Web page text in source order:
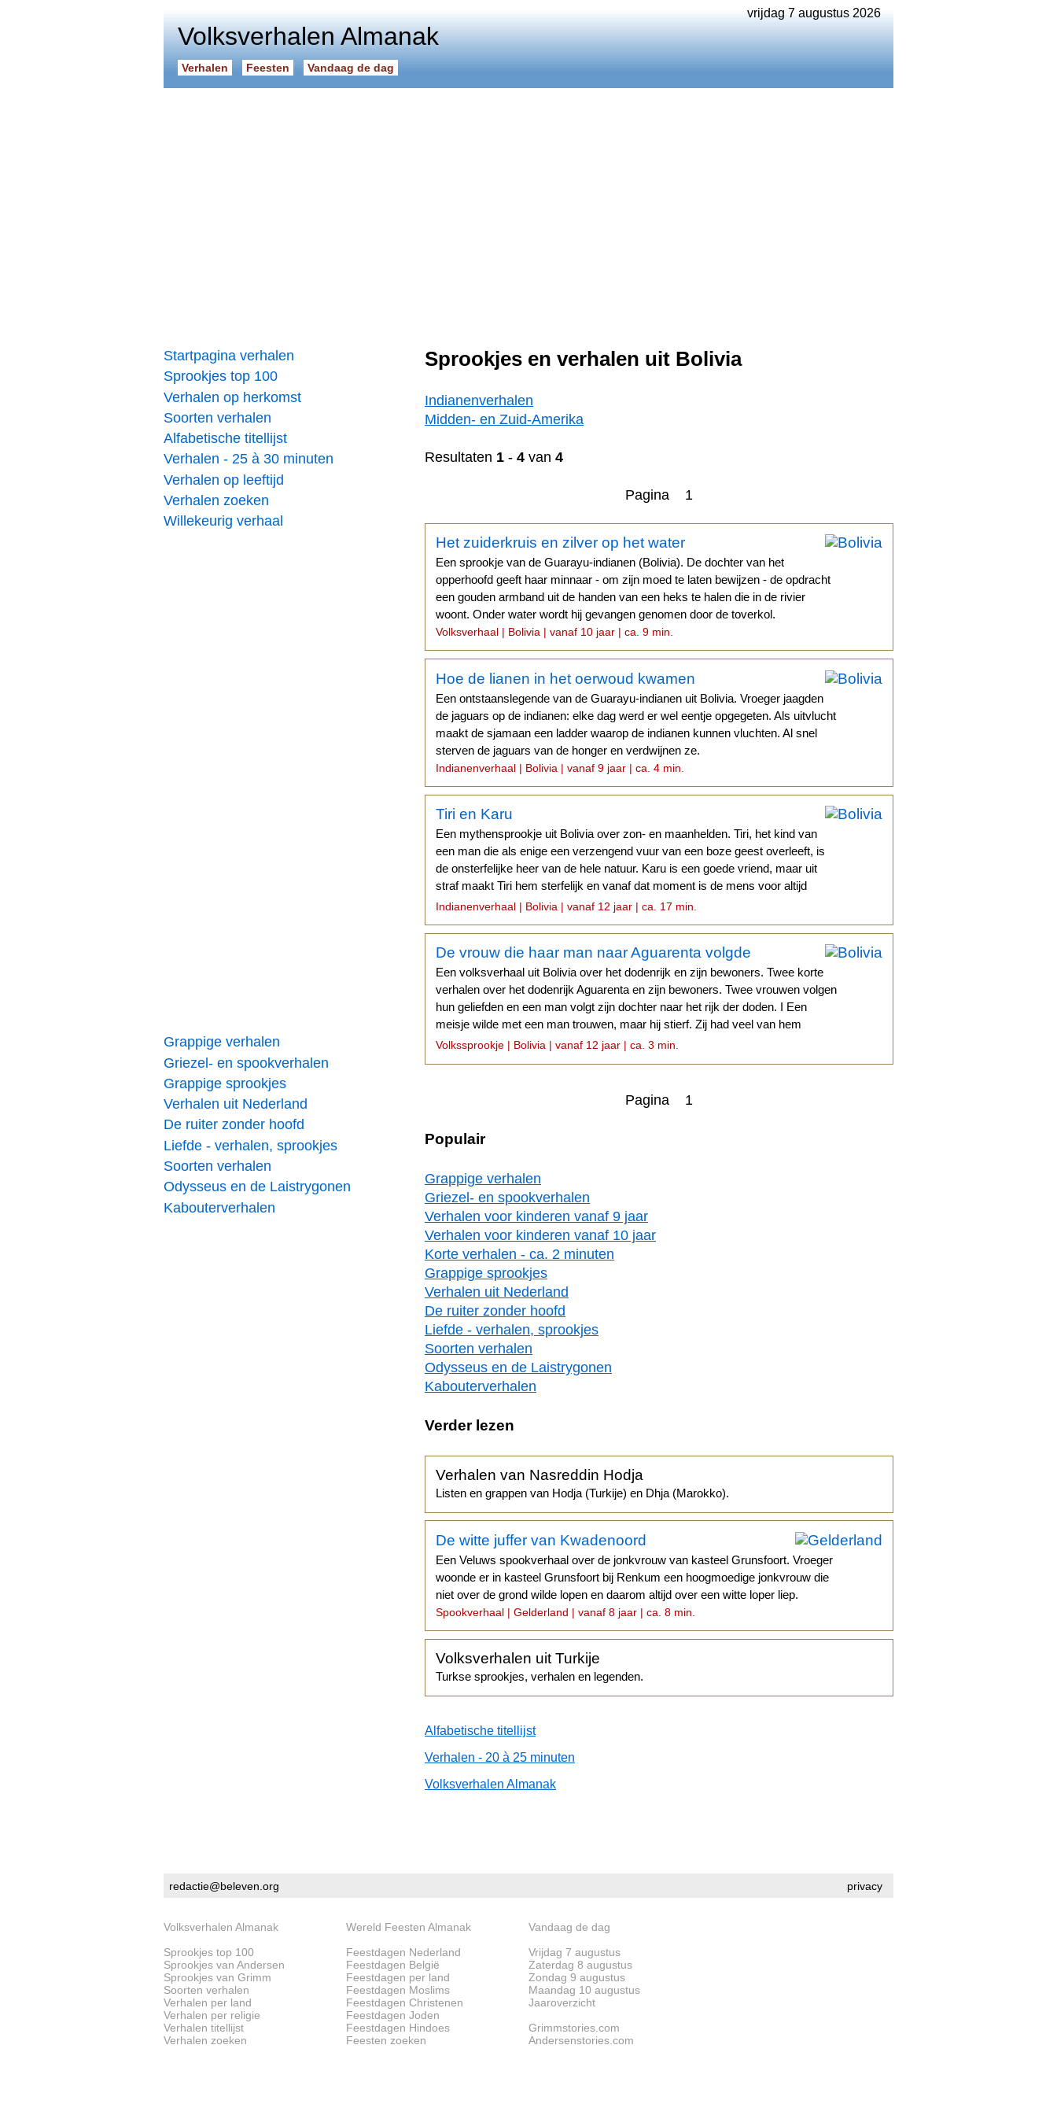
vrijdag 7 augustus 2026
Volksverhalen Almanak
Verhalen Feesten Vandaag de dag
Startpagina verhalen
Sprookjes top 100
Verhalen op herkomst
Soorten verhalen
Alfabetische titellijst
Verhalen - 25 à 30 minuten
Verhalen op leeftijd
Verhalen zoeken
Willekeurig verhaal
Grappige verhalen
Griezel- en spookverhalen
Grappige sprookjes
Verhalen uit Nederland
De ruiter zonder hoofd
Liefde - verhalen, sprookjes
Soorten verhalen
Odysseus en de Laistrygonen
Kabouterverhalen
Sprookjes en verhalen uit Bolivia
Indianenverhalen
Midden- en Zuid-Amerika
Resultaten 1 - 4 van 4
Pagina 1
Het zuiderkruis en zilver op het water
Een sprookje van de Guarayu-indianen (Bolivia). De dochter van het
opperhoofd geeft haar minnaar - om zijn moed te laten bewijzen - de opdracht
een gouden armband uit de handen van een heks te halen die in de rivier
woont. Onder water wordt hij gevangen genomen door de toverkol.
Volksverhaal | Bolivia | vanaf 10 jaar | ca. 9 min.
Hoe de lianen in het oerwoud kwamen
Een ontstaanslegende van de Guarayu-indianen uit Bolivia. Vroeger jaagden
de jaguars op de indianen: elke dag werd er wel eentje opgegeten. Als uitvlucht
maakt de sjamaan een ladder waarop de indianen kunnen vluchten. Al snel
sterven de jaguars van de honger en verdwijnen ze.
Indianenverhaal | Bolivia | vanaf 9 jaar | ca. 4 min.
Tiri en Karu
Een mythensprookje uit Bolivia over zon- en maanhelden. Tiri, het kind van
een man die als enige een verzengend vuur van een boze geest overleeft, is
de onsterfelijke heer van de hele natuur. Karu is een goede vriend, maar uit
straf maakt Tiri hem sterfelijk en vanaf dat moment is de mens voor altijd
sterfelijk.
Indianenverhaal | Bolivia | vanaf 12 jaar | ca. 17 min.
De vrouw die haar man naar Aguarenta volgde
Een volksverhaal uit Bolivia over het dodenrijk en zijn bewoners. Twee korte
verhalen over het dodenrijk Aguarenta en zijn bewoners. Twee vrouwen volgen
hun geliefden en een man volgt zijn dochter naar het rijk der doden. I Een
meisje wilde met een man trouwen, maar hij stierf. Zij had veel van hem
gehouden.
Volkssprookje | Bolivia | vanaf 12 jaar | ca. 3 min.
Pagina 1
Populair
Grappige verhalen
Griezel- en spookverhalen
Verhalen voor kinderen vanaf 9 jaar
Verhalen voor kinderen vanaf 10 jaar
Korte verhalen - ca. 2 minuten
Grappige sprookjes
Verhalen uit Nederland
De ruiter zonder hoofd
Liefde - verhalen, sprookjes
Soorten verhalen
Odysseus en de Laistrygonen
Kabouterverhalen
Verder lezen
Verhalen van Nasreddin Hodja
Listen en grappen van Hodja (Turkije) en Dhja (Marokko).
De witte juffer van Kwadenoord
Een Veluws spookverhaal over de jonkvrouw van kasteel Grunsfoort. Vroeger
woonde er in kasteel Grunsfoort bij Renkum een hoogmoedige jonkvrouw die
niet over de grond wilde lopen en daarom altijd over een witte loper liep.
Spookverhaal | Gelderland | vanaf 8 jaar | ca. 8 min.
Volksverhalen uit Turkije
Turkse sprookjes, verhalen en legenden.
Alfabetische titellijst
Verhalen - 20 à 25 minuten
Volksverhalen Almanak
privacy
redactie@beleven.org
Volksverhalen Almanak
Sprookjes top 100
Sprookjes van Andersen
Sprookjes van Grimm
Soorten verhalen
Verhalen per land
Verhalen per religie
Verhalen titellijst
Verhalen zoeken
Wereld Feesten Almanak
Feestdagen Nederland
Feestdagen België
Feestdagen per land
Feestdagen Moslims
Feestdagen Christenen
Feestdagen Joden
Feestdagen Hindoes
Feesten zoeken
Vandaag de dag
Vrijdag 7 augustus
Zaterdag 8 augustus
Zondag 9 augustus
Maandag 10 augustus
Jaaroverzicht
Grimmstories.com
Andersenstories.com